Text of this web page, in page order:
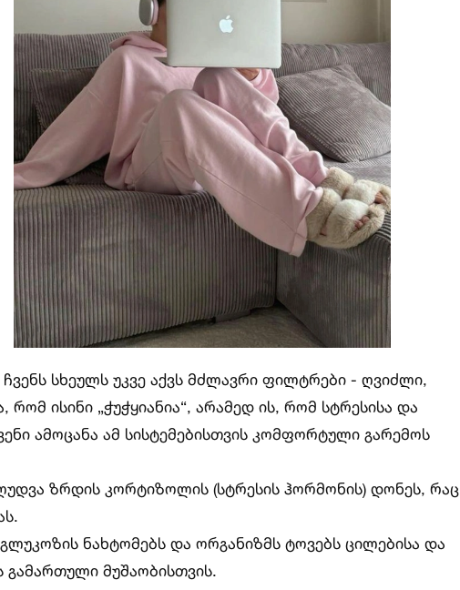
სხეულს უკვე აქვს მძლავრი ფილტრები - ღვიძლი,
ისინი „ჭუჭყიანია“, არამედ ის, რომ სტრესისა და
ამოცანა ამ სისტემებისთვის კომფორტული გარემოს
ზრდის კორტიზოლის (სტრესის ჰორმონის) დონეს, რაც
ნახტომებს და ორგანიზმს ტოვებს ცილებისა და
გამართული მუშაობისთვის.